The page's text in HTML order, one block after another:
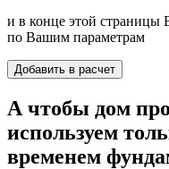
и в конце этой страницы
по Вашим параметрам
Добавить в расчет
А чтобы дом
используем
временем